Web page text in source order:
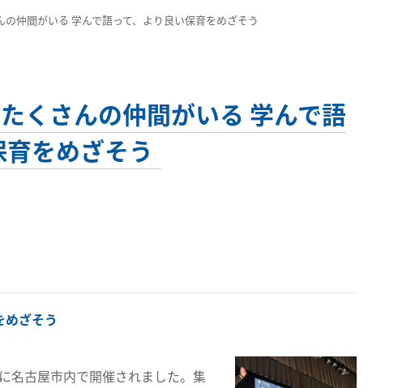
仲間がいる 学んで語って、より良い保育をめざそう
さんの仲間がいる 学んで語
をめざそう
ざそう
名古屋市内で開催されました。集